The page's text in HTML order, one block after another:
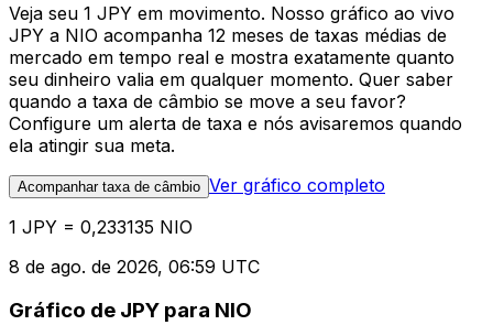
Veja seu 1 JPY em movimento. Nosso gráfico ao vivo
JPY a NIO acompanha 12 meses de taxas médias de
mercado em tempo real e mostra exatamente quanto
seu dinheiro valia em qualquer momento. Quer saber
quando a taxa de câmbio se move a seu favor?
Configure um alerta de taxa e nós avisaremos quando
ela atingir sua meta.
Acompanhar taxa de câmbio Ver gráfico completo
1 JPY = 0,233135 NIO
8 de ago. de 2026, 06:59 UTC
Gráfico de JPY para NIO